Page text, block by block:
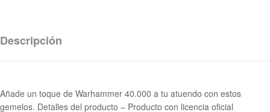
Descripción
Añade un toque de Warhammer 40.000 a tu atuendo con estos
gemelos. Detalles del producto – Producto con licencia oficial